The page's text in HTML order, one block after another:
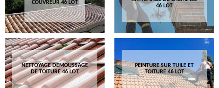
COUVREUR 46 LOT
46 LOT
NETTOYAGE DEMOUSSAGE
DE TOITURE 46 LOT
PEINTURE SUR TUILE ET
TOITURE 46 LOT